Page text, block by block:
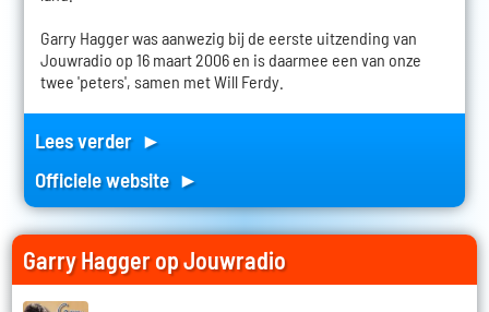
Garry Hagger was aanwezig bij de eerste uitzending van
Jouwradio op 16 maart 2006 en is daarmee een van onze
twee 'peters', samen met Will Ferdy.
Lees verder ►
Officiele website ►
Garry Hagger op Jouwradio